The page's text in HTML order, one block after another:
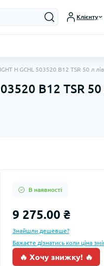
Клієнту
H GCHL 503520 B12 TSR 50 л
B12 TSR
В наявності
9 275.00 ₴
Знайшли дешевше?
Бажаєте дізнатись коли ціна
🔥 Хочу знижку! 🔥